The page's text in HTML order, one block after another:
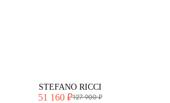
STEFANO RICCI
51 160 ₽127 900 ₽